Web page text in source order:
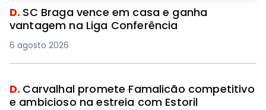
D. SC Braga vence em casa e ganha
vantagem na Liga Conferência
6 agosto 2026
D. Carvalhal promete Famalicão competitivo
e ambicioso na estreia com Estoril